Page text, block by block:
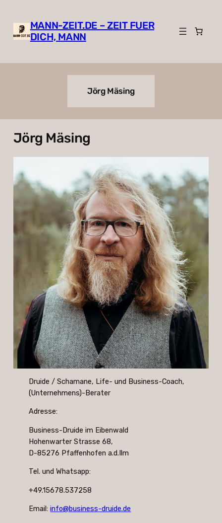
springen MANN-ZEIT.DE – ZEIT FUER
DICH, MANN
Jörg Mäsing
Jörg Mäsing
Druide / Schamane, Life- und Business-Coach,
(Unternehmens)-Berater
Adresse:
Business-Druide im Eibenwald
Hohenwarter Strasse 68,
D-85276 Pfaffenhofen a.d.Ilm
Tel. und Whatsapp:
+49.15678.537258
Email:info@business-druide.de